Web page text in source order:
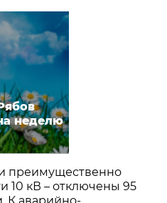
неделю
преимущественно
10 кВ – отключены 95
К аварийно-